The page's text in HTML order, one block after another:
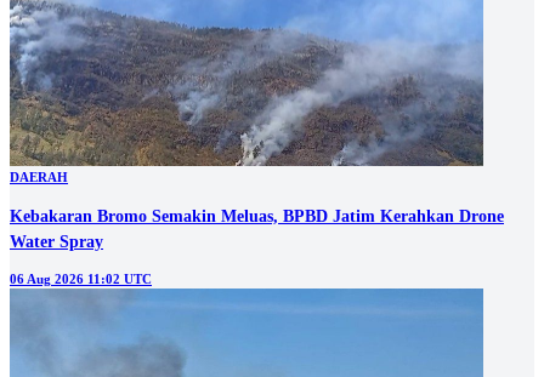
DAERAH
Kebakaran Bromo Semakin Meluas, BPBD Jatim Kerahkan Drone
Water Spray
06 Aug 2026 11:02 UTC